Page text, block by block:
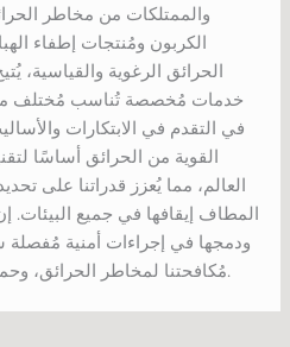
والممتلكات من مخاطر
الكربون ومُنتجات إطفاء
الحرائق الرغوية والقياسية،
خدمات مُخصصة تُناسب مُختلف
في التقدم في الابتكارات
القوية من الحرائق أساسًا
العالم، مما يُعزز قدراتنا على
المطاف إيقافها في جميع البيئات.
ودمجها في إجراءات أمنية مُفصلة
مُكافحتنا لمخاطر الحرائق، وحماية الأرواح والممتلكات والبيئة.